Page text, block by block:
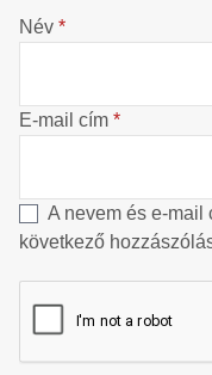
Név *
E-mail cím *
A nevem és e-mail
következő